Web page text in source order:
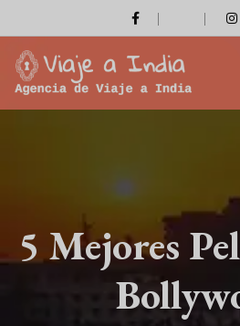
5 Mejores